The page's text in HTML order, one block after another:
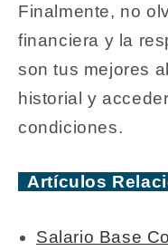
Finalmente, no
financiera y la
son tus mejores
historial y
condiciones.
Artículos
Salario Base